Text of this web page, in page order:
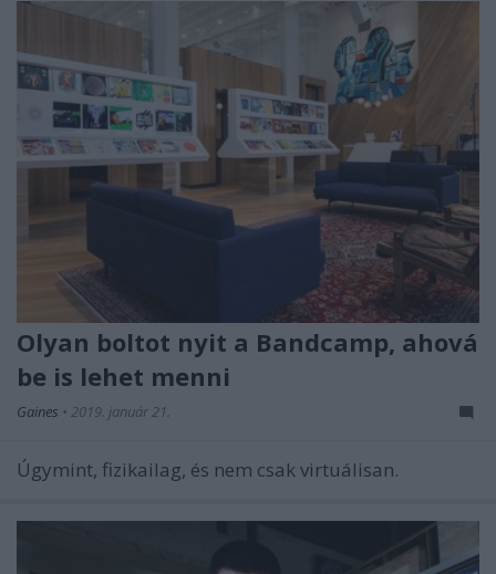
Olyan boltot nyit a Bandcamp, ahová
be is lehet menni
Gaines • 2019. január 21.
Úgymint, fizikailag, és nem csak virtuálisan.